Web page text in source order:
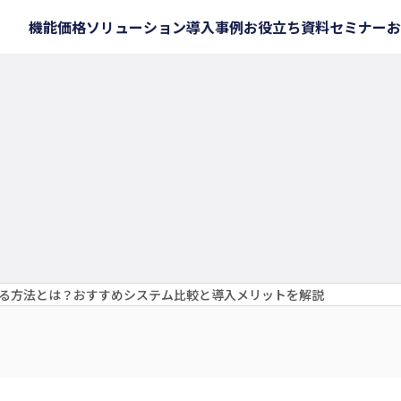
機能価格ソリューション導入事例お役立ち資料セミナー
法とは？おすすめシステム比較と導入メリットを解説